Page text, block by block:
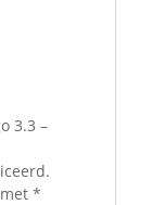
3.3 –
*